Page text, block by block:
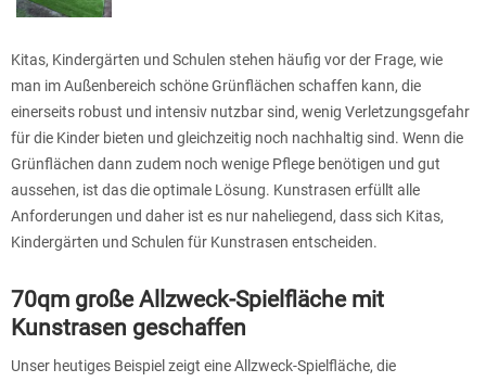
Kitas, Kindergärten und Schulen stehen häufig vor der Frage, wie
man im Außenbereich schöne Grünflächen schaffen kann, die
einerseits robust und intensiv nutzbar sind, wenig Verletzungsgefahr
für die Kinder bieten und gleichzeitig noch nachhaltig sind. Wenn die
Grünflächen dann zudem noch wenige Pflege benötigen und gut
aussehen, ist das die optimale Lösung. Kunstrasen erfüllt alle
Anforderungen und daher ist es nur naheliegend, dass sich Kitas,
Kindergärten und Schulen für Kunstrasen entscheiden.
70qm große Allzweck-Spielfläche mit
Kunstrasen geschaffen
Unser heutiges Beispiel zeigt eine Allzweck-Spielfläche, die